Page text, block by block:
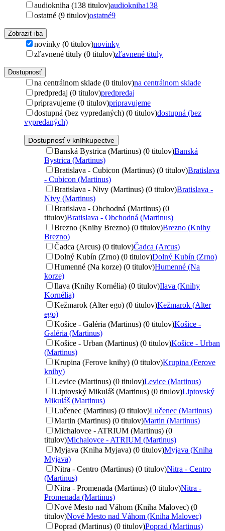
audiokniha (138 titulov)audiokniha138
ostatné (9 titulov)ostatné9
Zobraziť iba
novinky (0 titulov)novinky
zľavnené tituly (0 titulov)zľavnené tituly
Dostupnosť
na centrálnom sklade (0 titulov)na centrálnom sklade
predpredaj (0 titulov)predpredaj
pripravujeme (0 titulov)pripravujeme
dostupná (bez vypredaných) (0 titulov)dostupná (bez
vypredaných)
Dostupnosť v kníhkupectve
Banská Bystrica (Martinus) (0 titulov)Banská
Bystrica (Martinus)
Bratislava - Cubicon (Martinus) (0 titulov)Bratislava
- Cubicon (Martinus)
Bratislava - Nivy (Martinus) (0 titulov)Bratislava -
Nivy (Martinus)
Bratislava - Obchodná (Martinus) (0
titulov)Bratislava - Obchodná (Martinus)
Brezno (Knihy Brezno) (0 titulov)Brezno (Knihy
Brezno)
Čadca (Arcus) (0 titulov)Čadca (Arcus)
Dolný Kubín (Zrno) (0 titulov)Dolný Kubín (Zrno)
Humenné (Na korze) (0 titulov)Humenné (Na
korze)
Ilava (Knihy Kornélia) (0 titulov)Ilava (Knihy
Kornélia)
Kežmarok (Alter ego) (0 titulov)Kežmarok (Alter
ego)
Košice - Galéria (Martinus) (0 titulov)Košice -
Galéria (Martinus)
Košice - Urban (Martinus) (0 titulov)Košice - Urban
(Martinus)
Krupina (Ferove knihy) (0 titulov)Krupina (Ferove
knihy)
Levice (Martinus) (0 titulov)Levice (Martinus)
Liptovský Mikuláš (Martinus) (0 titulov)Liptovský
Mikuláš (Martinus)
Lučenec (Martinus) (0 titulov)Lučenec (Martinus)
Martin (Martinus) (0 titulov)Martin (Martinus)
Michalovce - ATRIUM (Martinus) (0
titulov)Michalovce - ATRIUM (Martinus)
Myjava (Kniha Myjava) (0 titulov)Myjava (Kniha
Myjava)
Nitra - Centro (Martinus) (0 titulov)Nitra - Centro
(Martinus)
Nitra - Promenada (Martinus) (0 titulov)Nitra -
Promenada (Martinus)
Nové Mesto nad Váhom (Kniha Malovec) (0
titulov)Nové Mesto nad Váhom (Kniha Malovec)
Poprad (Martinus) (0 titulov)Poprad (Martinus)